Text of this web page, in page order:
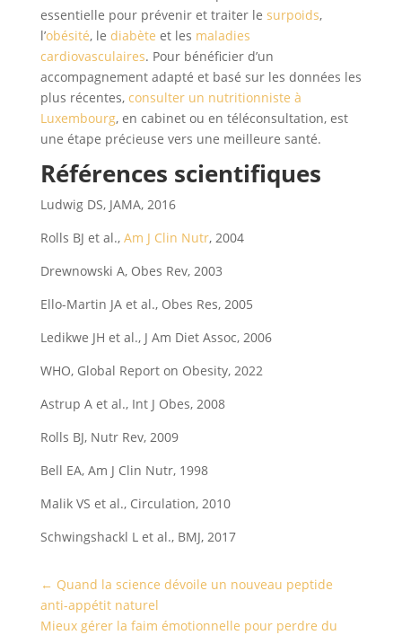
essentielle pour prévenir et traiter le surpoids,
l’obésité, le diabète et les maladies
cardiovasculaires. Pour bénéficier d’un
accompagnement adapté et basé sur les données les
plus récentes, consulter un nutritionniste à
Luxembourg, en cabinet ou en téléconsultation, est
une étape précieuse vers une meilleure santé.
Références scientifiques
Ludwig DS, JAMA, 2016
Rolls BJ et al., Am J Clin Nutr, 2004
Drewnowski A, Obes Rev, 2003
Ello-Martin JA et al., Obes Res, 2005
Ledikwe JH et al., J Am Diet Assoc, 2006
WHO, Global Report on Obesity, 2022
Astrup A et al., Int J Obes, 2008
Rolls BJ, Nutr Rev, 2009
Bell EA, Am J Clin Nutr, 1998
Malik VS et al., Circulation, 2010
Schwingshackl L et al., BMJ, 2017
← Quand la science dévoile un nouveau peptide
anti-appétit naturel
Mieux gérer la faim émotionnelle pour perdre du